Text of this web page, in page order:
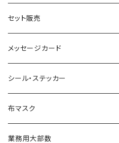
セット販売
メッセージカード
シール・ステッカー
布マスク
業務用大部数